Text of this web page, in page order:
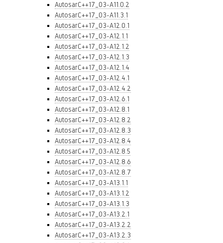
AutosarC++17_03-A11.0.2
AutosarC++17_03-A11.3.1
AutosarC++17_03-A12.0.1
AutosarC++17_03-A12.1.1
AutosarC++17_03-A12.1.2
AutosarC++17_03-A12.1.3
AutosarC++17_03-A12.1.4
AutosarC++17_03-A12.4.1
AutosarC++17_03-A12.4.2
AutosarC++17_03-A12.6.1
AutosarC++17_03-A12.8.1
AutosarC++17_03-A12.8.2
AutosarC++17_03-A12.8.3
AutosarC++17_03-A12.8.4
AutosarC++17_03-A12.8.5
AutosarC++17_03-A12.8.6
AutosarC++17_03-A12.8.7
AutosarC++17_03-A13.1.1
AutosarC++17_03-A13.1.2
AutosarC++17_03-A13.1.3
AutosarC++17_03-A13.2.1
AutosarC++17_03-A13.2.2
AutosarC++17_03-A13.2.3